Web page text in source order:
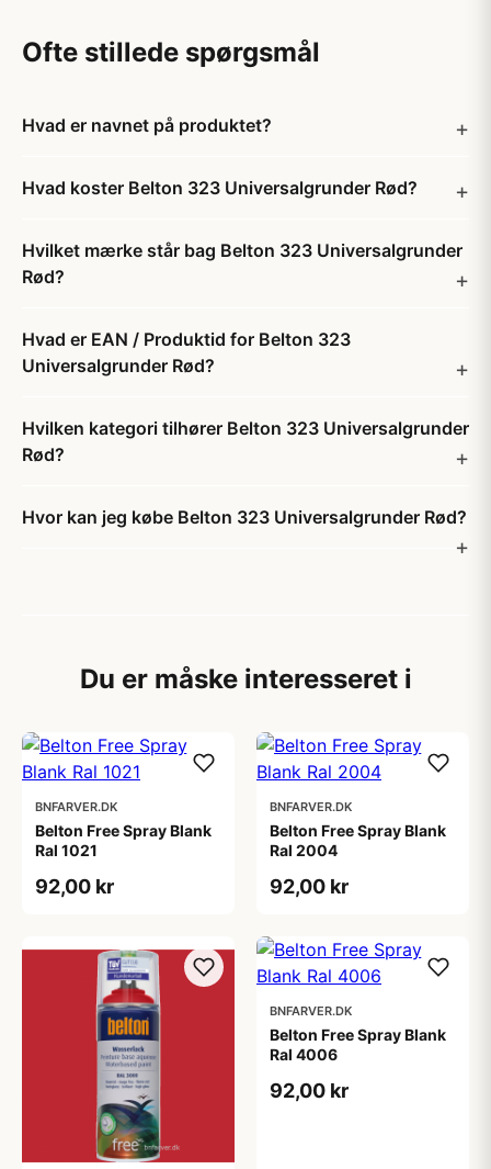
Ofte stillede spørgsmål
Hvad er navnet på produktet?
Hvad koster Belton 323 Universalgrunder Rød?
Hvilket mærke står bag Belton 323 Universalgrunder
Rød?
Hvad er EAN / Produktid for Belton 323
Universalgrunder Rød?
Hvilken kategori tilhører Belton 323 Universalgrunder
Rød?
Hvor kan jeg købe Belton 323 Universalgrunder Rød?
Du er måske interesseret i
BNFARVER.DK
Belton Free Spray Blank
Ral 1021
92,00 kr
BNFARVER.DK
Belton Free Spray Blank
Ral 2004
92,00 kr
BNFARVER.DK
Belton Free Spray Blank
Ral 4006
92,00 kr